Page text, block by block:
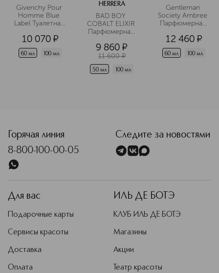
Givenchy Pour
Homme Blue
Label Туалетная
10 070 ¤
60 мл 100 мл
HERRERA
BAD BOY
COBALT ELIXIR
Парфюмерная
9 860 ¤
11 600 ¤
50 мл 100 мл
Gentleman
Society Ambree
Парфюмерная
12 460 ¤
60 мл 100 мл
Горячая линия
8-800-100-00-05
Следите за новостями
Для вас
Подарочные карты
Сервисы красоты
Доставка
Оплата
ИЛЬ ДЕ БОТЭ
КЛУБ ИЛЬ ДЕ БОТЭ
Магазины
Акции
Театр красоты